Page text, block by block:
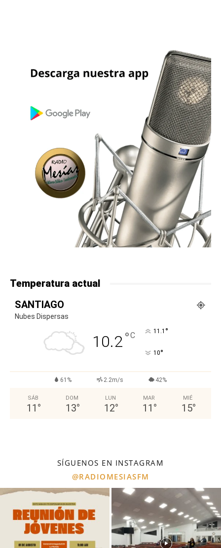
Temperatura actual
SANTIAGO
Nubes Dispersas
10.2°C 11.1 °
10°
61% 2.2m/s 42%
SÁB
11 °
DOM
13°
LUN
12°
MAR
11 °
MIÉ
15°
SÍGUENOS EN INSTAGRAM
@RADIOMESIASFM